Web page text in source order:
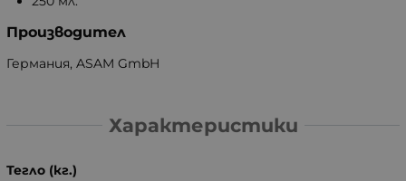
Производител
Германия, ASAM GmbH
Характеристики
Тегло (кг.)